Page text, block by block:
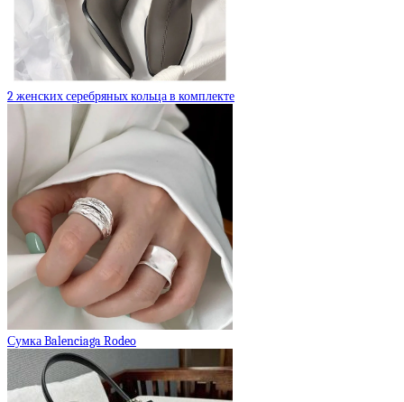
2 женских серебряных кольца в комплекте
Сумка Balenciaga Rodeo